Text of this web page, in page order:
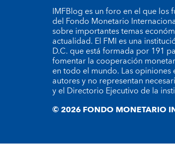
IMFBlog es un foro en el que los
del Fondo Monetario
sobre importantes temas
actualidad. El FMI es una
D.C. que está formada por 191
fomentar la cooperación
en todo el mundo. Las opiniones
autores y no representan
y el Directorio Ejecutivo de la
© 2026 FONDO MONETARIO